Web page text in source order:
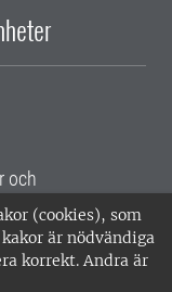
(cookies), som
är nödvändiga
korrekt. Andra är
och